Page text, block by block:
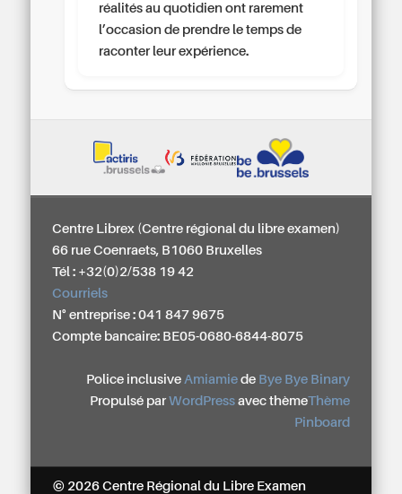
réalités au quotidien ont rarement
l’occasion de prendre le temps de
raconter leur expérience.
Centre Librex (Centre régional du libre examen)
66 rue Coenraets, B1060 Bruxelles
Tél : +32(0)2/538 19 42
Courriels
N° entreprise : 041 847 9675
Compte bancaire: BE05-0680-6844-8075
Police inclusive Amiamiede Bye Bye Binary
Propulsé par WordPressavec thèmeThème
Pinboard
© 2026 Centre Régional du Libre Examen